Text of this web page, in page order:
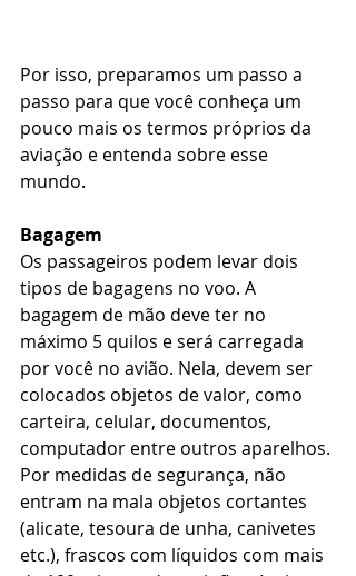
Por isso, preparamos um passo a
passo para que você conheça um
pouco mais os termos próprios da
aviação e entenda sobre esse
mundo.
Bagagem
Os passageiros podem levar dois
tipos de bagagens no voo. A
bagagem de mão deve ter no
máximo 5 quilos e será carregada
por você no avião. Nela, devem ser
colocados objetos de valor, como
carteira, celular, documentos,
computador entre outros aparelhos.
Por medidas de segurança, não
entram na mala objetos cortantes
(alicate, tesoura de unha, canivetes
etc.), frascos com líquidos com mais